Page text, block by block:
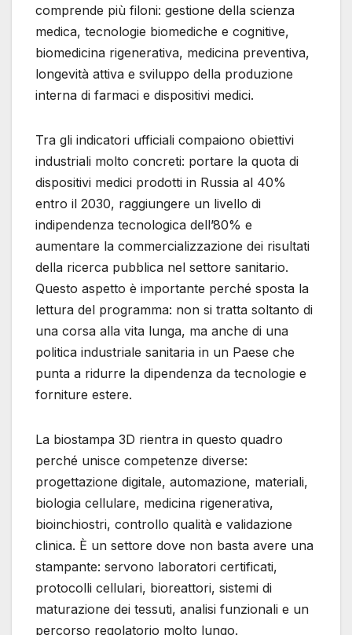
comprende più filoni: gestione della scienza
medica, tecnologie biomediche e cognitive,
biomedicina rigenerativa, medicina preventiva,
longevità attiva e sviluppo della produzione
interna di farmaci e dispositivi medici.
Tra gli indicatori ufficiali compaiono obiettivi
industriali molto concreti: portare la quota di
dispositivi medici prodotti in Russia al 40%
entro il 2030, raggiungere un livello di
indipendenza tecnologica dell’80% e
aumentare la commercializzazione dei risultati
della ricerca pubblica nel settore sanitario.
Questo aspetto è importante perché sposta la
lettura del programma: non si tratta soltanto di
una corsa alla vita lunga, ma anche di una
politica industriale sanitaria in un Paese che
punta a ridurre la dipendenza da tecnologie e
forniture estere.
La biostampa 3D rientra in questo quadro
perché unisce competenze diverse:
progettazione digitale, automazione, materiali,
biologia cellulare, medicina rigenerativa,
bioinchiostri, controllo qualità e validazione
clinica. È un settore dove non basta avere una
stampante: servono laboratori certificati,
protocolli cellulari, bioreattori, sistemi di
maturazione dei tessuti, analisi funzionali e un
percorso regolatorio molto lungo.